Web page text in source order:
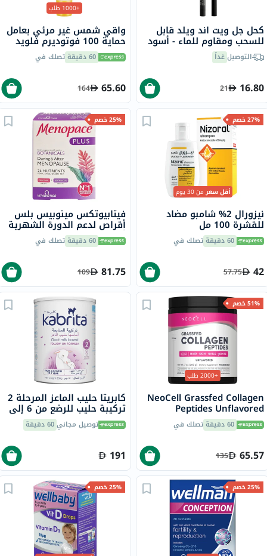
كحل جل ويت اند ويلد قابل
للسحب ومقاوم للماء - أسود
التوصيلغداً
16.80
21
+1000 طلب
واقي شمس غير مرئي بعامل
حماية 100 فوتوديرم فلويد
ماكس بيوديرما، 40 مل60 دقيقة تصلك في
65.60
164
27% خصم
أقل سعرمن 30 يوم
نيزورال 2% شامبو مضاد
للقشرة 100 مل
60 دقيقة تصلك في
42
57.75
25% خصم
فيتابيوتكس مينوبيس بلس
أقراص لدعم الدورة الشهرية
أثناء وبعد انقطاع الطمث
حزمة من 56
60 دقيقة تصلك في
81.75
109
51% خصم
+2000 طلب
NeoCell Grassfed Collagen
Peptides Unflavored
Powder 200g
60 دقيقة تصلك في
65.57
135
كابريتا حليب الماعز المرحلة 2
تركيبة حليب للرضع من 6 إلى
12 شهرًا، 800 جرام توصيل مجاني60 دقيقة
191
25% خصم 25% خصم